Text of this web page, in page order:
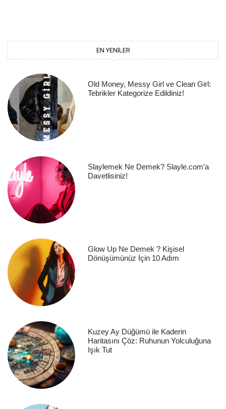
EN YENILER
Old Money, Messy Girl ve Clean Girl:
Tebrikler Kategorize Edildiniz!
Slaylemek Ne Demek? Slayle.com’a
Davetlisiniz!
Glow Up Ne Demek ? Kişisel
Dönüşümünüz İçin 10 Adım
Kuzey Ay Düğümü ile Kaderin
Haritasını Çöz: Ruhunun Yolculuğuna
Işık Tut